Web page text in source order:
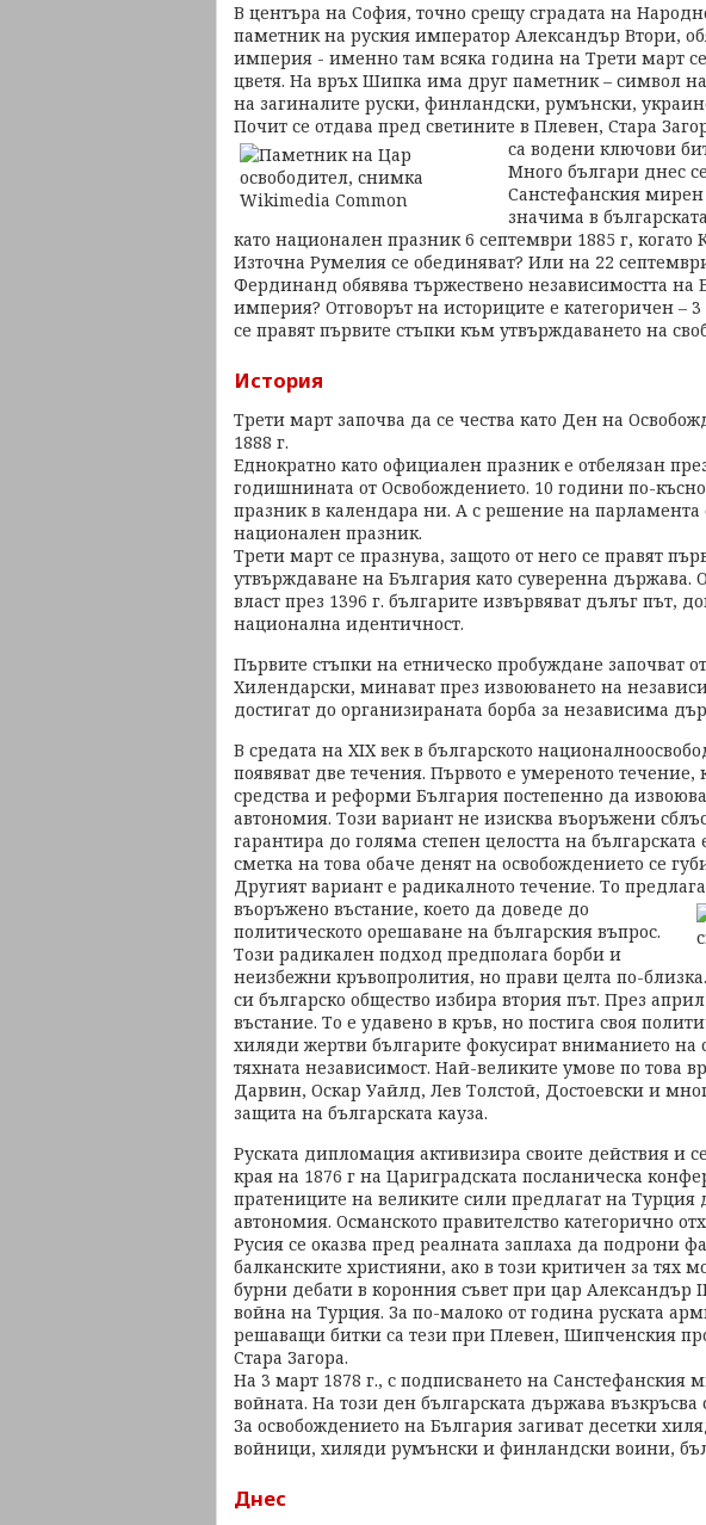
В центъра на София, точно срещу сградата на
паметник на руския император Александър Втори,
империя - именно там всяка година на Трети март
цветя. На връх Шипка има друг паметник – символ
на загиналите руски, финландски, румънски,
Почит се отдава пред светините в Плевен, Стара
са водени ключови
Много българи днес
Санстефанския мирен
значима в
като национален празник 6 септември 1885 г, когато
Източна Румелия се обединяват? Или на 22
Фердинанд обявява тържествено независимостта на
империя? Отговорът на историците е категоричен – 3
се правят първите стъпки към утвърждаването на
История
Трети март започва да се чества като Ден на
1888 г.
Еднократно като официален празник е отбелязан
годишнината от Освобождението. 10 години по-
празник в календара ни. А с решение на парламента
национален празник.
Трети март се празнува, защото от него се правят
утвърждаване на България като суверенна държава.
власт през 1396 г. българите извървяват дълъг път,
национална идентичност.
Първите стъпки на етническо пробуждане започват
Хилендарски, минават през извоюването на
достигат до организираната борба за независима
В средата на ХІХ век в българското
появяват две течения. Първото е умереното течение,
средства и реформи България постепенно да
автономия. Този вариант не изисква въоръжени
гарантира до голяма степен целостта на българската
сметка на това обаче денят на освобождението се
Другият вариант е радикалното течение. То
въоръжено въстание, което да доведе до
политическото орешаване на българския въпрос.
Този радикален подход предполага борби и
неизбежни кръвопролития, но прави целта по-
си българско общество избира втория път. През
въстание. То е удавено в кръв, но постига своя
хиляди жертви българите фокусират вниманието на
тяхната независимост. Най-великите умове по това
Дарвин, Оскар Уайлд, Лев Толстой, Достоевски и
защита на българската кауза.
Руската дипломация активизира своите действия и
края на 1876 г на Цариградската посланическа
пратениците на великите сили предлагат на
автономия. Османското правителство категорично
Русия се оказва пред реалната заплаха да подрони
балканските християни, ако в този критичен за тях
бурни дебати в коронния съвет при цар Александър
война на Турция. За по-малоко от година руската
решаващи битки са тези при Плевен, Шипченския
Стара Загора.
На 3 март 1878 г., с подписването на Санстефанския
войната. На този ден българската държава възкръсва
За освобождението на България загиват десетки
войници, хиляди румънски и финландски воини,
Днес